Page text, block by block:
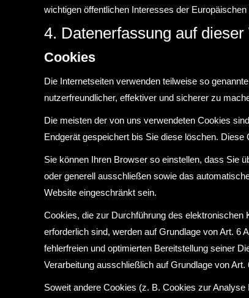
wichtigen öffentlichen Interesses der
4. Datenerfassung auf
Cookies
Die Internetseiten verwenden teilweise so
nutzerfreundlicher, effektiver und sicherer zu
Die meisten der von uns verwendeten Cookies
Endgerät gespeichert bis Sie diese löschen.
Sie können Ihren Browser so einstellen, dass Sie
oder generell ausschließen sowie das
Website eingeschränkt sein.
Cookies, die zur Durchführung des
erforderlich sind, werden auf Grundlage von Art. 6
fehlerfreien und optimierten Bereitstellung seiner
Verarbeitung ausschließlich auf Grundlage von
Soweit andere Cookies (z. B. Cookies zur